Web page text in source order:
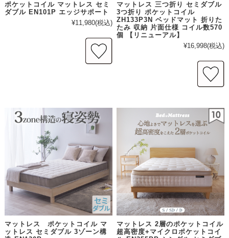
ポケットコイル マットレス セミ
ダブル EN101P エッジサポート
¥11,980(税込)
マットレス 三つ折り セミダブル
3つ折り ポケットコイル
ZH133P3N ベッドマット 折りた
たみ 収納 片面仕様 コイル数570
個 【リニューアル】
¥16,998(税込)
マットレス ポケットコイル マ
ットレス セミダブル 3ゾーン構
マットレス 2層のポケットコイル
超高密度+マイクロポケットコイ